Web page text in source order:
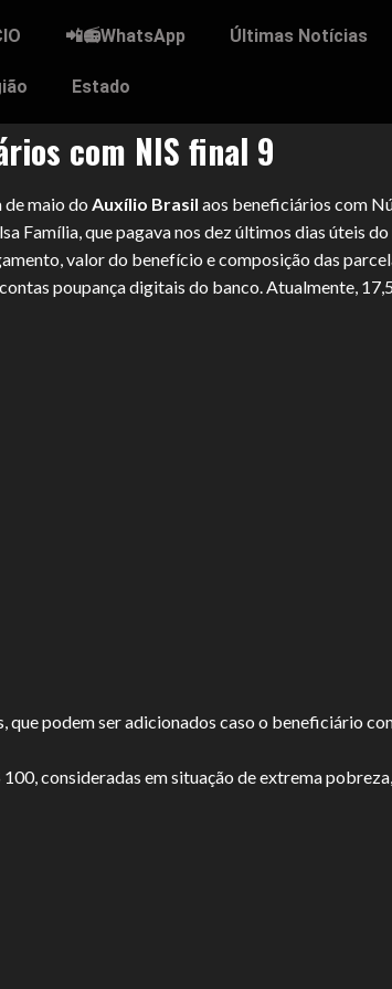
📲📻WhatsApp Últimas Notícias
Estado
com NIS final 9
de maio do Auxílio Brasil aos beneficiários com
Família, que pagava nos dez últimos dias úteis do
valor do benefício e composição das
poupança digitais do banco. Atualmente,
podem ser adicionados caso o beneficiário
consideradas em situação de extrema